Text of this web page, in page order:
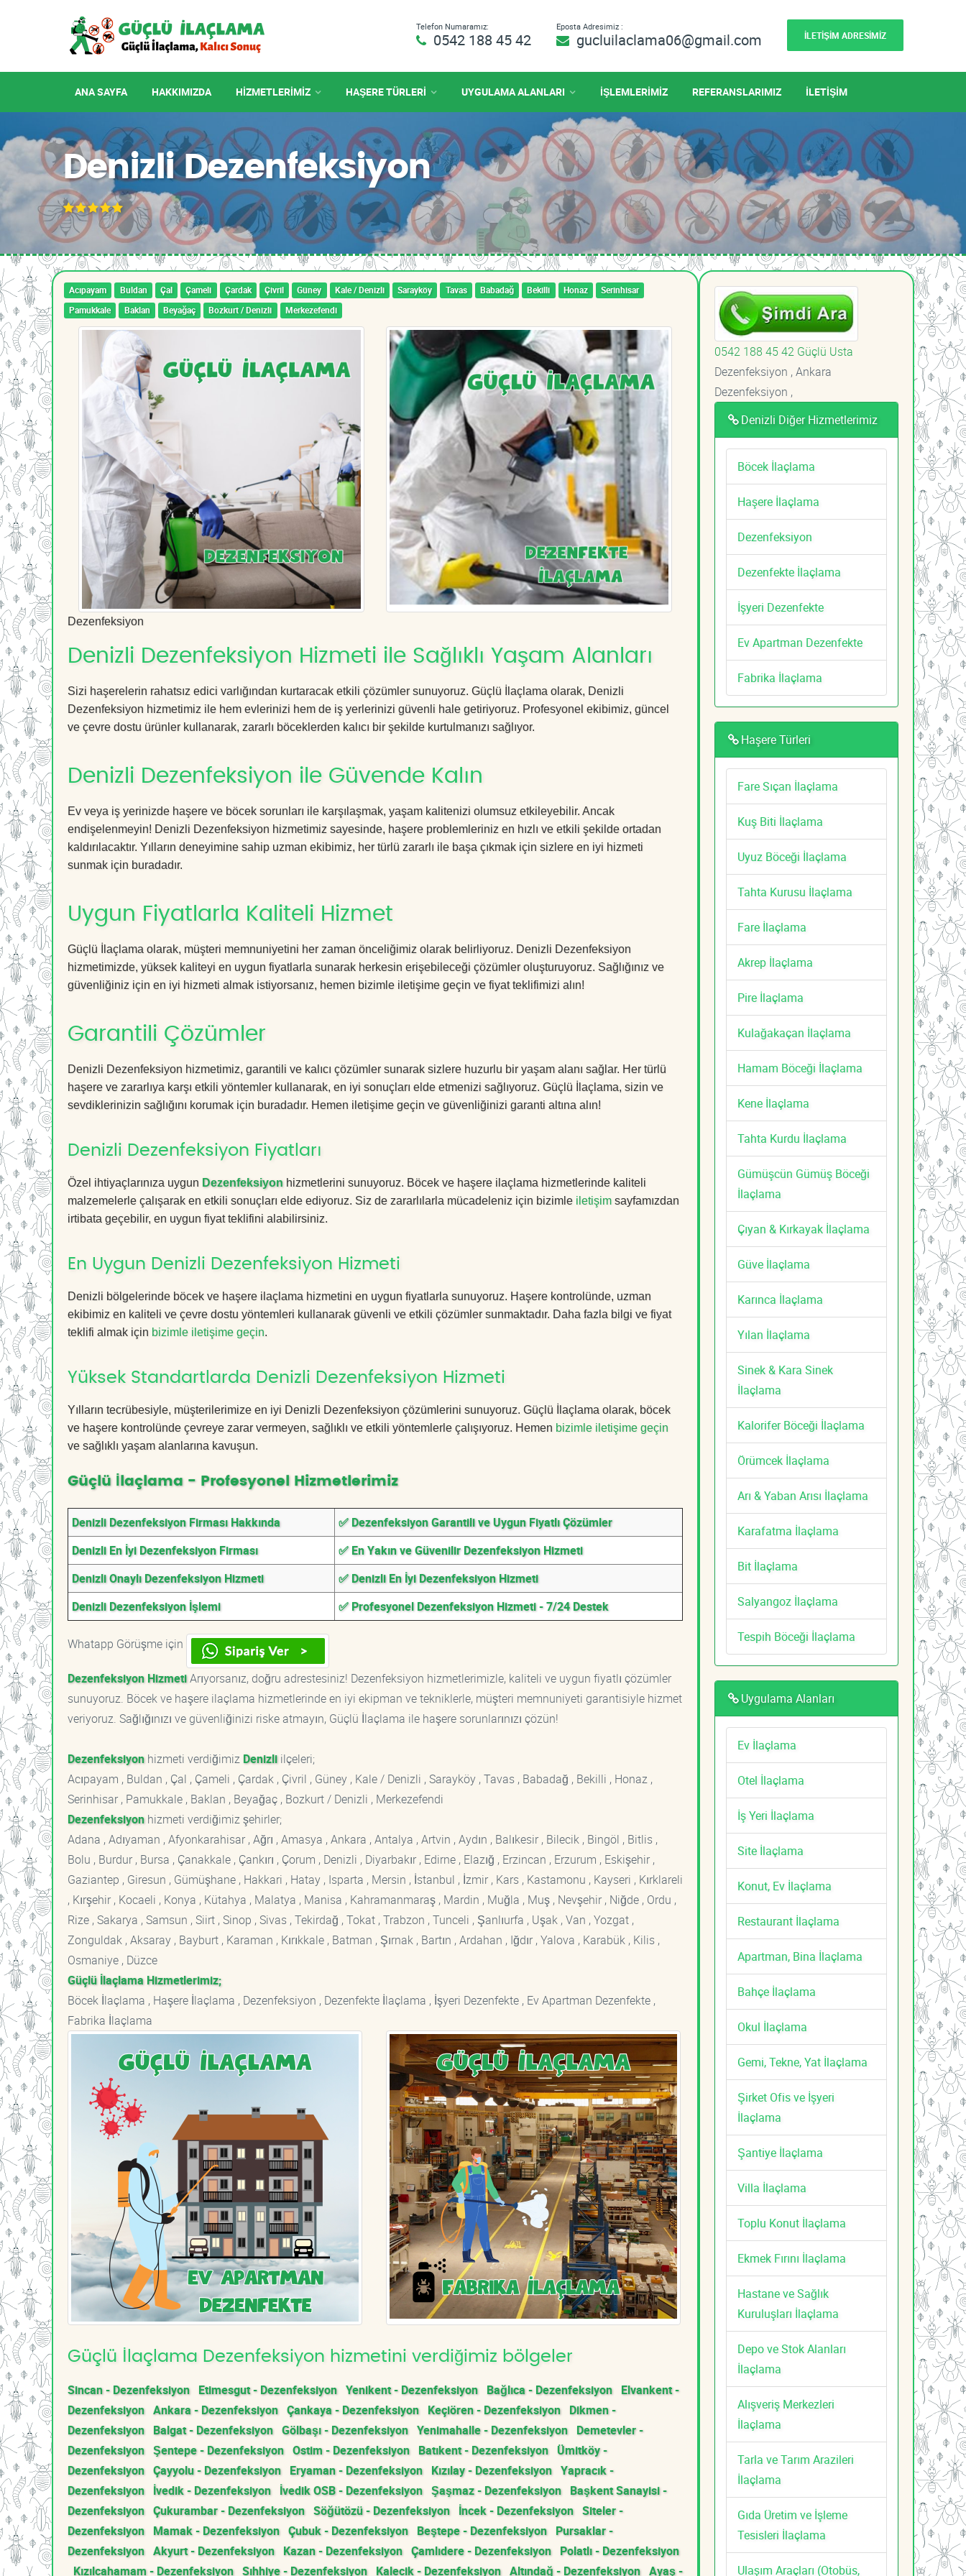
Telefon Numaramız:
0542 188 45 42
Eposta Adresimiz :
gucluilaclama06@gmail.com İLETİŞİM ADRESİMİZ
ANA SAYFA HAKKIMIZDA HIZMETLERIMIZ HAŞERE TÜRLERİ UYGULAMA ALANLARI İŞLEMLERİMİZ REFERANSLARIMIZ İLETİŞİM
Denizli Dezenfeksiyon
Acıpayam Buldan Çal Çameli Çardak Çivril Güney Kale / Denizli Sarayköy Tavas Babadağ Bekilli Honaz
Serinhisar
Pamukkale
Baklan Beyağaç Bozkurt / Denizli Merkezefendi
Dezenfeksiyon
Denizli Dezenfeksiyon Hizmeti ile Sağlıklı Yaşam Alanları
Sizi haşerelerin rahatsız edici varlığından kurtaracak etkili çözümler sunuyoruz. Güçlü İlaçlama olarak, Denizli
Dezenfeksiyon hizmetimiz ile hem evlerinizi hem de iş yerlerinizi güvenli hale getiriyoruz. Profesyonel ekibimiz, güncel
ve çevre dostu ürünler kullanarak, zararlı böceklerden kalıcı bir şekilde kurtulmanızı sağlıyor.
Denizli Dezenfeksiyon ile Güvende Kalın
Ev veya iş yerinizde haşere ve böcek sorunları ile karşılaşmak, yaşam kalitenizi olumsuz etkileyebilir. Ancak
endişelenmeyin! Denizli Dezenfeksiyon hizmetimiz sayesinde, haşere problemleriniz en hızlı ve etkili şekilde ortadan
kaldırılacaktır. Yılların deneyimine sahip uzman ekibimiz, her türlü zararlı ile başa çıkmak için sizlere en iyi hizmeti
sunmak için buradadır.
Uygun Fiyatlarla Kaliteli Hizmet
Güçlü İlaçlama olarak, müşteri memnuniyetini her zaman önceliğimiz olarak belirliyoruz. Denizli Dezenfeksiyon
hizmetimizde, yüksek kaliteyi en uygun fiyatlarla sunarak herkesin erişebileceği çözümler oluşturuyoruz. Sağlığınız ve
güvenliğiniz için en iyi hizmeti almak istiyorsanız, hemen bizimle iletişime geçin ve fiyat teklifimizi alın!
Garantili Çözümler
Denizli Dezenfeksiyon hizmetimiz, garantili ve kalıcı çözümler sunarak sizlere huzurlu bir yaşam alanı sağlar. Her türlü
haşere ve zararlıya karşı etkili yöntemler kullanarak, en iyi sonuçları elde etmenizi sağlıyoruz. Güçlü İlaçlama, sizin ve
sevdiklerinizin sağlığını korumak için buradadır. Hemen iletişime geçin ve güvenliğinizi garanti altına alın!
Denizli Dezenfeksiyon Fiyatları
Özel ihtiyaçlarınıza uygun Dezenfeksiyon hizmetlerini sunuyoruz. Böcek ve haşere ilaçlama hizmetlerinde kaliteli
malzemelerle çalışarak en etkili sonuçları elde ediyoruz. Siz de zararlılarla mücadeleniz için bizimle iletişim sayfamızdan
irtibata geçebilir, en uygun fiyat teklifini alabilirsiniz.
En Uygun Denizli Dezenfeksiyon Hizmeti
Denizli bölgelerinde böcek ve haşere ilaçlama hizmetini en uygun fiyatlarla sunuyoruz. Haşere kontrolünde, uzman
ekibimiz en kaliteli ve çevre dostu yöntemleri kullanarak güvenli ve etkili çözümler sunmaktadır. Daha fazla bilgi ve fiyat
teklifi almak için bizimle iletişime geçin.
Yüksek Standartlarda Denizli Dezenfeksiyon Hizmeti
Yılların tecrübesiyle, müşterilerimize en iyi Denizli Dezenfeksiyon çözümlerini sunuyoruz. Güçlü İlaçlama olarak, böcek
ve haşere kontrolünde çevreye zarar vermeyen, sağlıklı ve etkili yöntemlerle çalışıyoruz. Hemen bizimle iletişime geçin
ve sağlıklı yaşam alanlarına kavuşun.
Güçlü İlaçlama - Profesyonel Hizmetlerimiz
Denizli Dezenfeksiyon Firması Hakkında
✅ Dezenfeksiyon Garantili ve Uygun Fiyatlı Çözümler
Denizli En İyi Dezenfeksiyon Firması
✅ En Yakın ve Güvenilir Dezenfeksiyon Hizmeti
Denizli Onaylı Dezenfeksiyon Hizmeti
✅ Denizli En İyi Dezenfeksiyon Hizmeti
Denizli Dezenfeksiyon İşlemi
✅ Profesyonel Dezenfeksiyon Hizmeti - 7/24 Destek
Whatapp Görüşme için
Dezenfeksiyon HizmetiArıyorsanız, doğru adrestesiniz! Dezenfeksiyon hizmetlerimizle, kaliteli ve uygun fiyatlı çözümler
sunuyoruz. Böcek ve haşere ilaçlama hizmetlerinde en iyi ekipman ve tekniklerle, müşteri memnuniyeti garantisiyle hizmet
veriyoruz. Sağlığınızı ve güvenliğinizi riske atmayın, Güçlü İlaçlama ile haşere sorunlarınızı çözün!
Dezenfeksiyonhizmeti verdiğimiz Denizliilçeleri;
Acıpayam , Buldan , Çal , Çameli , Çardak , Çivril , Güney , Kale / Denizli , Sarayköy , Tavas , Babadağ , Bekilli , Honaz ,
Serinhisar , Pamukkale , Baklan , Beyağaç , Bozkurt / Denizli , Merkezefendi
Dezenfeksiyonhizmeti verdiğimiz şehirler;
Adana , Adıyaman , Afyonkarahisar , Ağrı , Amasya , Ankara , Antalya , Artvin , Aydın , Balıkesir , Bilecik , Bingöl , Bitlis ,
Bolu , Burdur , Bursa , Çanakkale , Çankırı , Çorum , Denizli , Diyarbakır , Edirne , Elazığ , Erzincan , Erzurum , Eskişehir ,
Gaziantep , Giresun , Gümüşhane , Hakkari , Hatay , Isparta , Mersin , İstanbul , İzmir , Kars , Kastamonu , Kayseri , Kırklareli
, Kırşehir , Kocaeli , Konya , Kütahya , Malatya , Manisa , Kahramanmaraş , Mardin , Muğla , Muş , Nevşehir , Niğde , Ordu ,
Rize , Sakarya , Samsun , Siirt , Sinop , Sivas , Tekirdağ , Tokat , Trabzon , Tunceli , Şanlıurfa , Uşak , Van , Yozgat ,
Zonguldak , Aksaray , Bayburt , Karaman , Kırıkkale , Batman , Şırnak , Bartın , Ardahan , Iğdır , Yalova , Karabük , Kilis ,
Osmaniye , Düzce
Güçlü İlaçlama Hizmetlerimiz;
Böcek İlaçlama , Haşere İlaçlama , Dezenfeksiyon , Dezenfekte İlaçlama , İşyeri Dezenfekte , Ev Apartman Dezenfekte ,
Fabrika İlaçlama
Güçlü İlaçlama Dezenfeksiyon hizmetini verdiğimiz bölgeler
Sincan - Dezenfeksiyon Etimesgut - Dezenfeksiyon Yenikent - Dezenfeksiyon Bağlıca - Dezenfeksiyon Elvankent -
Dezenfeksiyon Ankara - Dezenfeksiyon Çankaya - Dezenfeksiyon Keçiören - Dezenfeksiyon Dikmen -
Dezenfeksiyon Balgat - Dezenfeksiyon Gölbaşı - Dezenfeksiyon Yenimahalle - Dezenfeksiyon Demetevler -
Dezenfeksiyon Şentepe - Dezenfeksiyon Ostim - Dezenfeksiyon Batıkent - Dezenfeksiyon Ümitköy -
Dezenfeksiyon Çayyolu - Dezenfeksiyon Eryaman - Dezenfeksiyon Kızılay - Dezenfeksiyon Yapracık -
Dezenfeksiyon İvedik - Dezenfeksiyon İvedik OSB - Dezenfeksiyon Şaşmaz - Dezenfeksiyon Başkent Sanayisi -
Dezenfeksiyon Çukurambar - Dezenfeksiyon Söğütözü - Dezenfeksiyon İncek - Dezenfeksiyon Siteler -
Dezenfeksiyon Mamak - Dezenfeksiyon Çubuk - Dezenfeksiyon Beştepe - Dezenfeksiyon Pursaklar -
Dezenfeksiyon Akyurt - Dezenfeksiyon Kazan - Dezenfeksiyon Çamlıdere - Dezenfeksiyon Polatlı - Dezenfeksiyon
Kızılcahamam - Dezenfeksiyon Sıhhiye - Dezenfeksiyon Kalecik - Dezenfeksiyon Altındağ - Dezenfeksiyon Ayaş -
0542 188 45 42 Güçlü Usta
Dezenfeksiyon , Ankara
Dezenfeksiyon ,
Denizli Diğer Hizmetlerimiz
Böcek İlaçlama
Haşere İlaçlama
Dezenfeksiyon
Dezenfekte İlaçlama
İşyeri Dezenfekte
Ev Apartman Dezenfekte
Fabrika İlaçlama
Haşere Türleri
Fare Sıçan İlaçlama
Kuş Biti İlaçlama
Uyuz Böceği İlaçlama
Tahta Kurusu İlaçlama
Fare İlaçlama
Akrep İlaçlama
Pire İlaçlama
Kulağakaçan İlaçlama
Hamam Böceği İlaçlama
Kene İlaçlama
Tahta Kurdu İlaçlama
Gümüşcün Gümüş Böceği
İlaçlama
Çıyan & Kırkayak İlaçlama
Güve İlaçlama
Karınca İlaçlama
Yılan İlaçlama
Sinek & Kara Sinek
İlaçlama
Kalorifer Böceği İlaçlama
Örümcek İlaçlama
Arı & Yaban Arısı İlaçlama
Karafatma İlaçlama
Bit İlaçlama
Salyangoz İlaçlama
Tespih Böceği İlaçlama
Uygulama Alanları
Ev İlaçlama
Otel İlaçlama
İş Yeri İlaçlama
Site İlaçlama
Konut, Ev İlaçlama
Restaurant İlaçlama
Apartman, Bina İlaçlama
Bahçe İlaçlama
Okul İlaçlama
Gemi, Tekne, Yat İlaçlama
Şirket Ofis ve İşyeri
İlaçlama
Şantiye İlaçlama
Villa İlaçlama
Toplu Konut İlaçlama
Ekmek Fırını İlaçlama
Hastane ve Sağlık
Kuruluşları İlaçlama
Depo ve Stok Alanları
İlaçlama
Alışveriş Merkezleri
İlaçlama
Tarla ve Tarım Arazileri
İlaçlama
Gıda Üretim ve İşleme
Tesisleri İlaçlama
Ulaşım Araçları (Otobüs,